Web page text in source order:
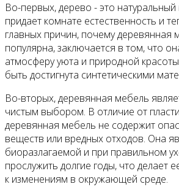
Во-первых, дерево - это
придает комнате естественность и
главных причин, почему деревянная
популярна, заключается в том, что
атмосферу уюта и природной
быть достигнута синтетическими
Во-вторых, деревянная мебель
чистым выбором. В отличие от
деревянная мебель не содержит
веществ или вредных отходов. Она
биоразлагаемой и при правильном
прослужить долгие годы, что делает
к изменениям в окружающей среде.